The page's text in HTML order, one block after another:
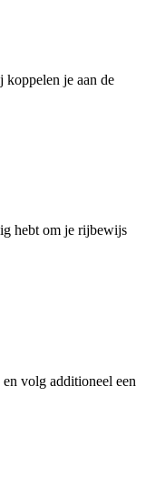
koppelen je aan de
hebt om je rijbewijs
volg additioneel een